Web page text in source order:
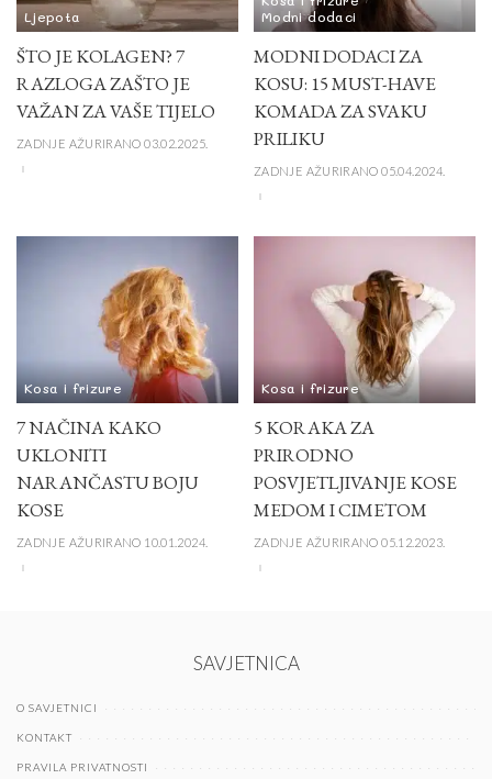
Ljepota
ŠTO JE KOLAGEN? 7
RAZLOGA ZAŠTO JE
VAŽAN ZA VAŠE TIJELO
ZADNJE AŽURIRANO 03.02.2025.
Modni dodaci
MODNI DODACI ZA
KOSU: 15 MUST-HAVE
KOMADA ZA SVAKU
PRILIKU
ZADNJE AŽURIRANO 05.04.2024.
Kosa i frizure
7 NAČINA KAKO
UKLONITI
NARANČASTU BOJU
KOSE
ZADNJE AŽURIRANO 10.01.2024.
Kosa i frizure
5 KORAKA ZA
PRIRODNO
POSVJETLJIVANJE KOSE
MEDOM I CIMETOM
ZADNJE AŽURIRANO 05.12.2023.
SAVJETNICA
O SAVJETNICI
KONTAKT
PRAVILA PRIVATNOSTI